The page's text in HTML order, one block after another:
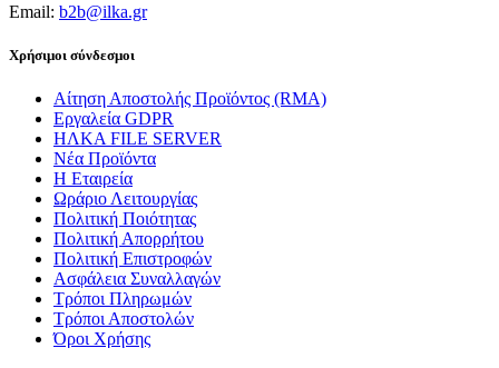
Email: b2b@ilka.gr
Χρήσιμοι σύνδεσμοι
Αίτηση Αποστολής Προϊόντος (RMA)
Εργαλεία GDPR
ΗΛΚΑ FILE SERVER
Νέα Προϊόντα
Η Εταιρεία
Ωράριο Λειτουργίας
Πολιτική Ποιότητας
Πολιτική Απορρήτου
Πολιτική Επιστροφών
Ασφάλεια Συναλλαγών
Τρόποι Πληρωμών
Τρόποι Αποστολών
Όροι Χρήσης